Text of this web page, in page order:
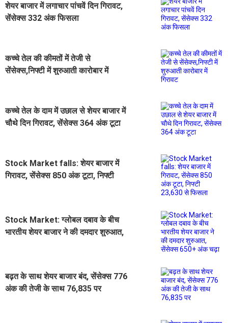
शेयर बाजार में लगाचार पांचवें दिन गिरावट,
सेंसेक्स 332 अंक फिसला
कच्चे तेल की कीमतों में तेजी से
सेंसेक्स,निफ्टी में शुरुआती कारोबार में
कच्चे तेल के दाम में उछाल से शेयर बाजार में
चौथे दिन गिरावट, सेंसेक्स 364 अंक टूटा
Stock Market falls: शेयर बाजार में
गिरावट, सेंसेक्स 850 अंक टूटा, निफ्टी
Stock Market: ग्लोबल दबाव के बीच
भारतीय शेयर बाजार ने की दमदार शुरुआत,
बढ़त के साथ शेयर बाजार बंद, सेंसेक्स 776
अंक की तेजी के साथ 76,835 पर